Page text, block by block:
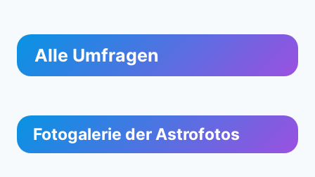
Alle Umfragen
Fotogalerie der Astrofotos